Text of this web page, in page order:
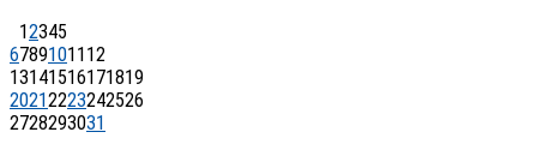
12345
67891011 12
13141516171819
20212223242526
2728293031